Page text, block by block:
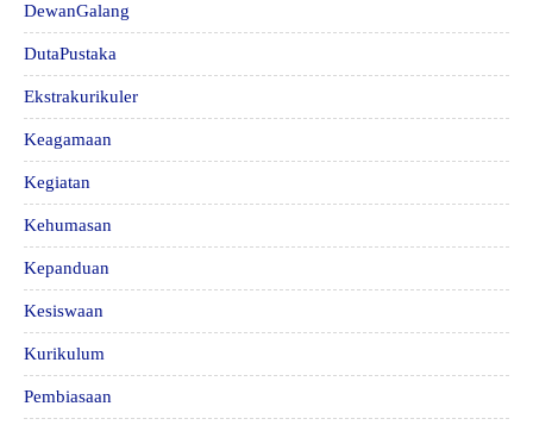
DewanGalang
DutaPustaka
Ekstrakurikuler
Keagamaan
Kegiatan
Kehumasan
Kepanduan
Kesiswaan
Kurikulum
Pembiasaan